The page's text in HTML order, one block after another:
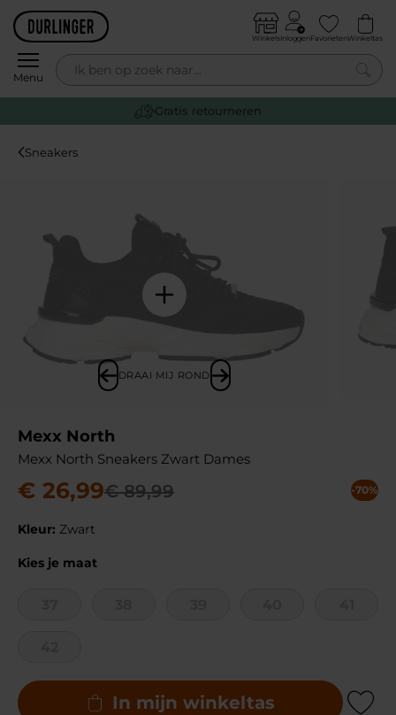
Skip to content
Menu
WinkelsInloggenFavorietenWinkeltas
0
Gratis retourneren
Sneakers
DRAAI MIJ ROND
Mexx North
Mexx North Sneakers Zwart Dames
€ 26,99€ 89,99 -70%
Kleur: Zwart
Kies je maat
In mijn winkeltas Add to